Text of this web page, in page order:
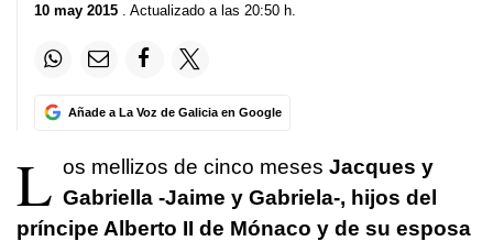
10 may 2015 . Actualizado a las 20:50 h.
Añade a La Voz de Galicia en Google
L os mellizos de cinco meses Jacques y
Gabriella -Jaime y Gabriela-, hijos del
príncipe Alberto II de Mónaco y de su esposa